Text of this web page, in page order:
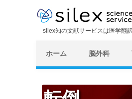
silex知の文献サービスは医学翻
ホーム 脳外科